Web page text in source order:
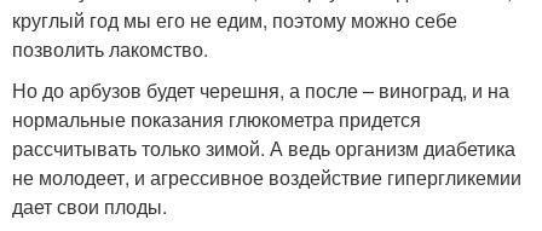
круглый год мы его не едим, поэтому можно себе
позволить лакомство.
Но до арбузов будет черешня, а после – виноград, и на
нормальные показания глюкометра придется
рассчитывать только зимой. А ведь организм диабетика
не молодеет, и агрессивное воздействие гипергликемии
дает свои плоды.